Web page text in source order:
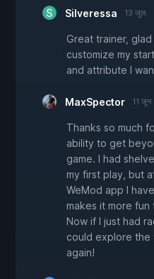
Silveressa 13 जुल.
Great trainer,
customize my
and attribute I
MaxSpector 11 जून
Thanks so much
ability to get
game. I had
my first play, but
WeMod app I
makes it more
Now if I just had
could explore the
again!